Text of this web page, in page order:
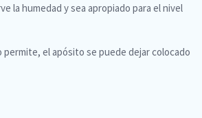
la humedad y sea apropiado para el nivel
permite, el apósito se puede dejar colocado